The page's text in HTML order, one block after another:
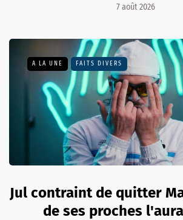
7 août 2026
A LA UNE FAITS DIVERS
Jul contraint de quitter
de ses proches